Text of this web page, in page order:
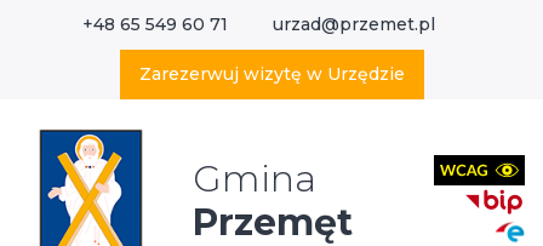
+48 65 549 60 71 urzad@przemet.pl
Zarezerwuj wizytę w Urzędzie
Gmina
Przemęt
Wyszukaj w serwisie